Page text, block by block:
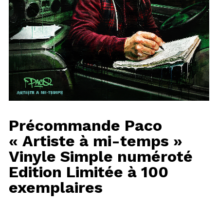
Précommande Paco
« Artiste à mi-temps »
Vinyle Simple numéroté
Edition Limitée à 100
exemplaires